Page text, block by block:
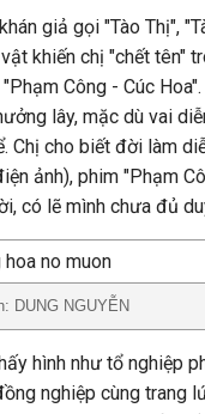
giả gọi "Tào Thị",
khiến chị "chết tên"
Công - Cúc
lây, mặc dù vai
Chị cho biết đời làm
ảnh), phim "Phạm
có lẽ mình chưa đủ
DUNG NGUYỄN
hình như tổ nghiệp
nghiệp cùng trang